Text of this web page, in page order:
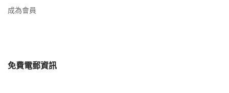
成為會員
免費電郵資訊